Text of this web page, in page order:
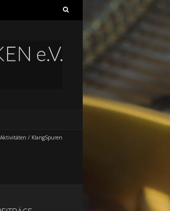
Aktivitäten / KlangSpuren